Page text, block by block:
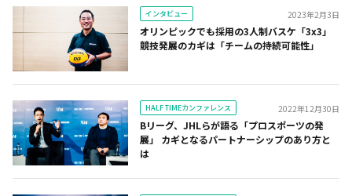
インタビュー 2023年2月3日
オリンピックでも採用の3人制バスケ「3x3」
競技発展のカギは「チームの持続可能性」
HALF TIMEカンファレンス 2022年12月30日
Bリーグ、JHLらが語る「プロスポーツの発
展」 カギとなるパートナーシップのあり方と
は